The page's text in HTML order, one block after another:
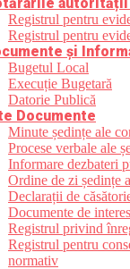
Registrul pentru
Registrul pentru
și
Bugetul Local
Execuție Bugetară
Datorie Publică
Documente
Minute ședințe ale
Procese verbale ale
Informare dezbateri
Ordine de zi ședințe
Declarații de
Documente de
Registrul privind
Registrul pentru
normativ